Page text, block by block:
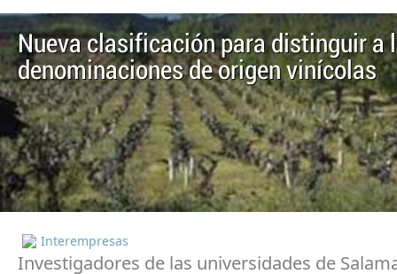
Nueva clasificación para distinguir a
denominaciones de origen vinícolas
Interempresas
Investigadores de las universidades de